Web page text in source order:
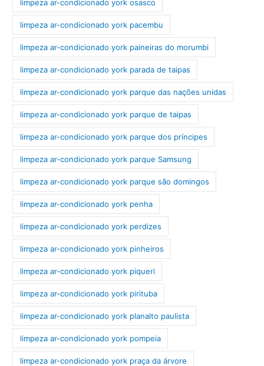
limpeza ar-condicionado york osasco
limpeza ar-condicionado york pacembu
limpeza ar-condicionado york paineiras do morumbi
limpeza ar-condicionado york parada de taipas
limpeza ar-condicionado york parque das nações unidas
limpeza ar-condicionado york parque de taipas
limpeza ar-condicionado york parque dos príncipes
limpeza ar-condicionado york parque Samsung
limpeza ar-condicionado york parque são domingos
limpeza ar-condicionado york penha
limpeza ar-condicionado york perdizes
limpeza ar-condicionado york pinheiros
limpeza ar-condicionado york piqueri
limpeza ar-condicionado york pirituba
limpeza ar-condicionado york planalto paulista
limpeza ar-condicionado york pompeia
limpeza ar-condicionado york praça da árvore